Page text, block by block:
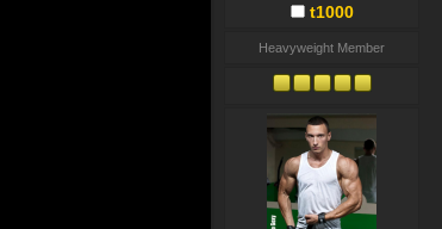
t1000
Heavyweight Member